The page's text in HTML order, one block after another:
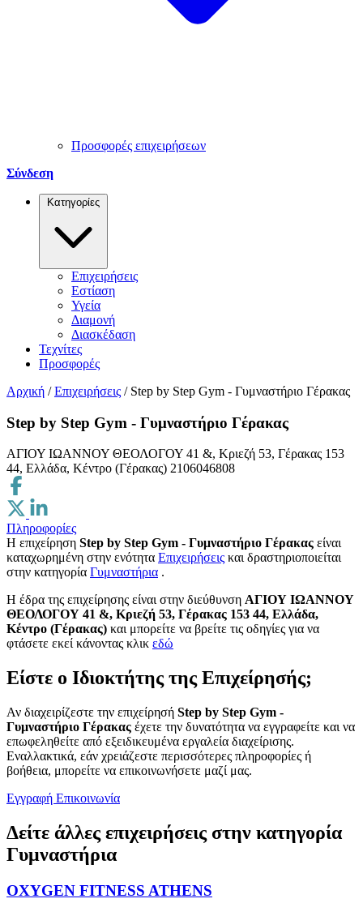
Προσφορές επιχειρήσεων
Σύνδεση
Κατηγορίες
Επιχειρήσεις
Εστίαση
Υγεία
Διαμονή
Διασκέδαση
Τεχνίτες
Προσφορές
Αρχική / Επιχειρήσεις / Step by Step Gym - Γυμναστήριο Γέρακας
Step by Step Gym - Γυμναστήριο Γέρακας
ΑΓΙΟΥ ΙΩΑΝΝΟΥ ΘΕΟΛΟΓΟΥ 41 &, Κριεζή 53, Γέρακας 153
44, Ελλάδα, Κέντρο (Γέρακας) 2106046808
Πληροφορίες
Η επιχείρηση Step by Step Gym - Γυμναστήριο Γέρακας είναι
καταχωρημένη στην ενότητα Επιχειρήσεις και δραστηριοποιείται
στην κατηγορία Γυμναστήρια .
H έδρα της επιχείρησης είναι στην διεύθυνση ΑΓΙΟΥ ΙΩΑΝΝΟΥ
ΘΕΟΛΟΓΟΥ 41 &, Κριεζή 53, Γέρακας 153 44, Ελλάδα,
Κέντρο (Γέρακας) και μπορείτε να βρείτε τις οδηγίες για να
φτάσετε εκεί κάνοντας κλικ εδώ
Είστε ο Ιδιοκτήτης της Επιχείρησής;
Αν διαχειρίζεστε την επιχείρησή Step by Step Gym -
Γυμναστήριο Γέρακας έχετε την δυνατότητα να εγγραφείτε και να
επωφεληθείτε από εξειδικευμένα εργαλεία διαχείρισης.
Εναλλακτικά, εάν χρειάζεστε περισσότερες πληροφορίες ή
βοήθεια, μπορείτε να επικοινωνήσετε μαζί μας.
Εγγραφή Επικοινωνία
Δείτε άλλες επιχειρήσεις στην κατηγορία
Γυμναστήρια
OXYGEN FITNESS ATHENS